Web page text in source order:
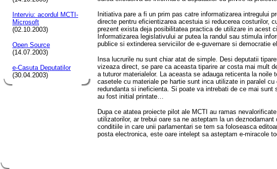
Interviu: acordul MCTI-
Microsoft
(02.10.2003)
Open Source
(14.07.2003)
e-Casuta Deputatilor
(30.04.2003)
Initiativa pare a fi un prim pas catre informatizarea intregului
directe pentru eficientizarea acestuia si reducerea costurilor,
prezent exista deja posibilitatea practica de utilizare in acest
Informatizarea legislativului ar putea la randul sau stimula
publice si extinderea serviciilor de e-guvernare si democratie
Insa lucrurile nu sunt chiar atat de simple. Desi deputatii
vizeaza direct, se pare ca aceasta tiparire ar costa mai mult
a tuturor materialelor. La aceasta se adauga reticenta la noile
casetele cu materiale pe hartie sunt inca utilizate in paralel cu
redundanta si ineficienta. Si poate va intrebati de ce mai sunt
au fost initial printate…
Dupa ce atatea proiecte pilot ale MCTI au ramas
utilizatorilor, ar trebui oare sa ne asteptam la un
conditiile in care unii parlamentari se tem sa foloseasca
posta electronica, este oare intelept sa asteptam e-miracole